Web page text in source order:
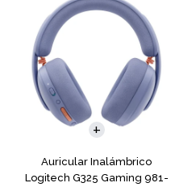
Auricular Inalámbrico
Logitech G325 Gaming 981-